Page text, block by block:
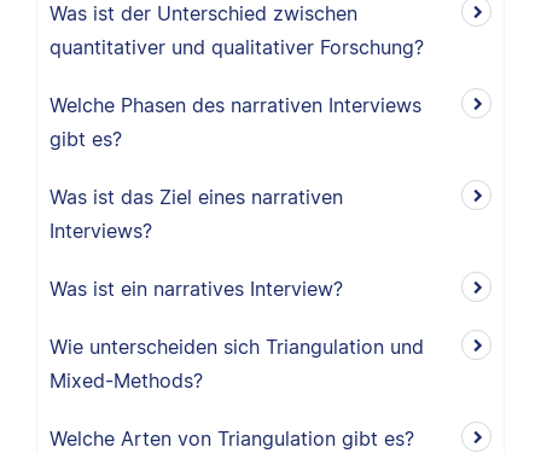
Was ist der Unterschied zwischen
quantitativer und qualitativer Forschung?
Welche Phasen des narrativen Interviews
gibt es?
Was ist das Ziel eines narrativen
Interviews?
Was ist ein narratives Interview?
Wie unterscheiden sich Triangulation und
Mixed-Methods?
Welche Arten von Triangulation gibt es?